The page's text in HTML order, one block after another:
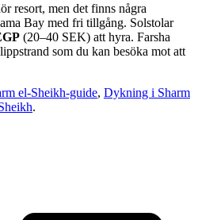
resort, men det finns några
Bay med fri tillgång. Solstolar
(20–40 SEK) att hyra. Farsha
som du kan besöka mot att
el-Sheikh-guide, Dykning i Sharm
.